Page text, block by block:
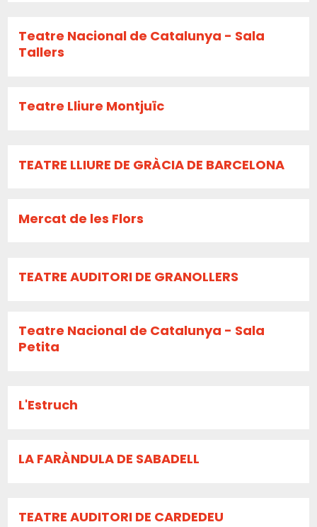
Teatre Nacional de Catalunya - Sala
Tallers
Teatre Lliure Montjuïc
TEATRE LLIURE DE GRÀCIA DE BARCELONA
Mercat de les Flors
TEATRE AUDITORI DE GRANOLLERS
Teatre Nacional de Catalunya - Sala
Petita
L'Estruch
LA FARÀNDULA DE SABADELL
TEATRE AUDITORI DE CARDEDEU